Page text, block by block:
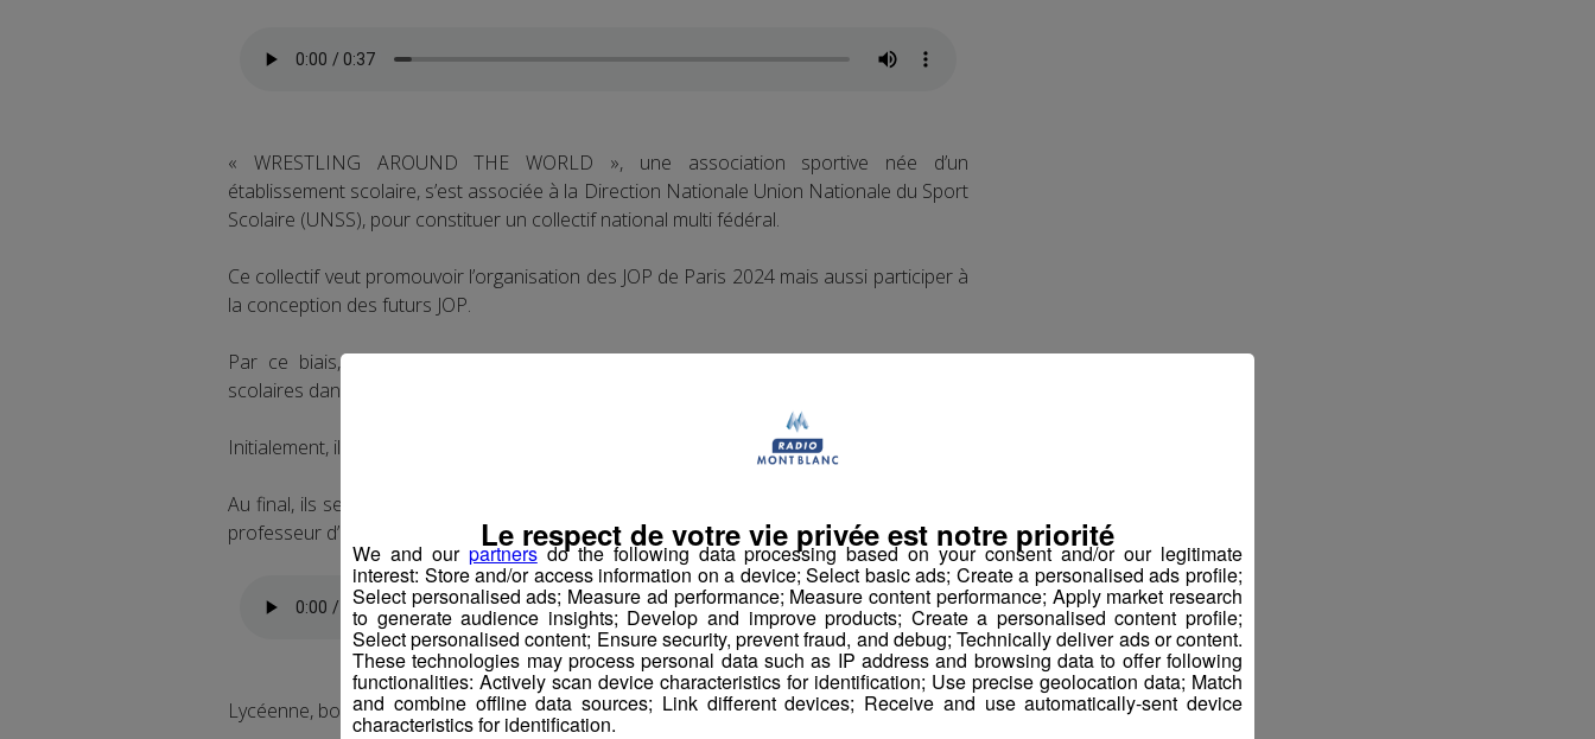
« WRESTLING AROUND THE WORLD », une association sportive née d’un
établissement scolaire, s’est associée à la Direction Nationale Union Nationale du Sport
Scolaire (UNSS), pour constituer un collectif national multi fédéral.
Ce collectif veut promouvoir l’organisation des JOP de Paris 2024 mais aussi participer à
la conception des futurs JOP.
Par ce biais, ils mettront en évidence le rôle essentiel des associations sportives
scolaires dans la formation des cadres sportifs de demain.
Initialement, ils n’étaient que quelques jeunes hauts-savoyards à la génèse du projet.
Au final, ils seront 70 sportifs venus de 24 départements explique François Lassuye, le
professeur d’EPS.
Lycéenne, boxeuse, et lutteuse.
We and our partnersdo the following data processing based on your consent and/or our legitimate
interest: Store and/or access information on a device; Select basic ads; Create a personalised ads profile;
Select personalised ads; Measure ad performance; Measure content performance; Apply market research
to generate audience insights; Develop and improve products; Create a personalised content profile;
Select personalised content; Ensure security, prevent fraud, and debug; Technically deliver ads or content.
These technologies may process personal data such as IP address and browsing data to offer following
functionalities: Actively scan device characteristics for identification; Use precise geolocation data; Match
and combine offline data sources; Link different devices; Receive and use automatically-sent device
characteristics for identification.
Le respect de votre vie privée est notre priorité